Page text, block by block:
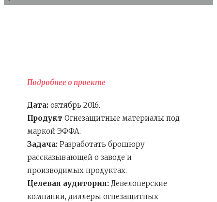
Подробнее о проекте
Дата: октябрь 2016.
Продукт Огнезащитные материалы под
маркой ЭФФА.
Задача: Разработать брошюру
рассказывающей о заводе и
производимых продуктах.
Целевая аудитория: Девелоперские
компании, диллеры огнезащитных